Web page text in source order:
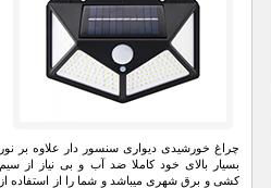
چراغ خورشیدی دیواری سنسور دار علاوه بر نور
بسیار بالای خود کاملا ضد آب و بی نیاز از سیم
کشی و برق شهری میباشد و شما را از استفاده از